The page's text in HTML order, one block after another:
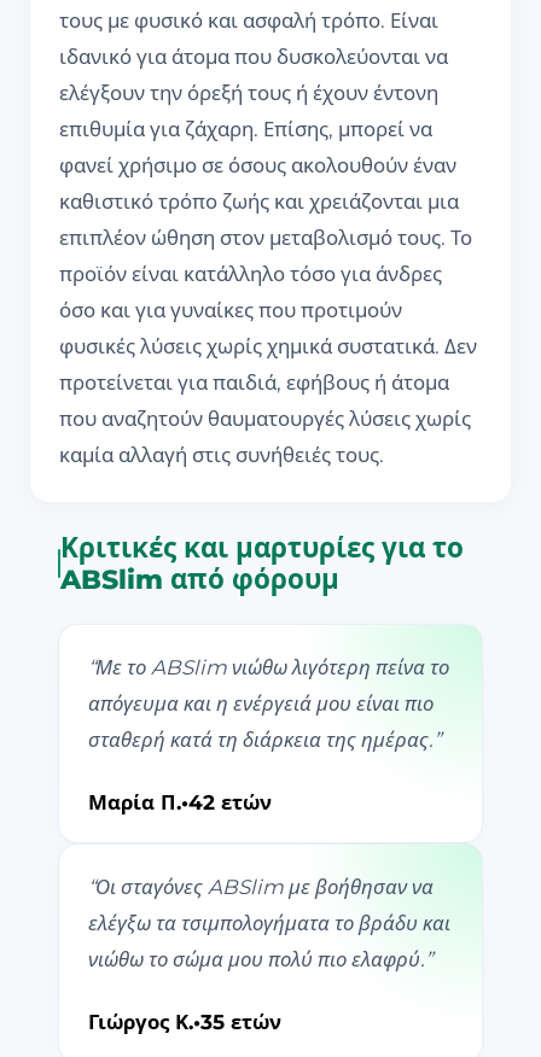
τους με φυσικό και ασφαλή τρόπο. Είναι
ιδανικό για άτομα που δυσκολεύονται να
ελέγξουν την όρεξή τους ή έχουν έντονη
επιθυμία για ζάχαρη. Επίσης, μπορεί να
φανεί χρήσιμο σε όσους ακολουθούν έναν
καθιστικό τρόπο ζωής και χρειάζονται μια
επιπλέον ώθηση στον μεταβολισμό τους. Το
προϊόν είναι κατάλληλο τόσο για άνδρες
όσο και για γυναίκες που προτιμούν
φυσικές λύσεις χωρίς χημικά συστατικά. Δεν
προτείνεται για παιδιά, εφήβους ή άτομα
που αναζητούν θαυματουργές λύσεις χωρίς
καμία αλλαγή στις συνήθειές τους.
Κριτικές και μαρτυρίες για το
ABSlim από φόρουμ
“Με το ABSlim νιώθω λιγότερη πείνα το
απόγευμα και η ενέργειά μου είναι πιο
σταθερή κατά τη διάρκεια της ημέρας. ”
Μαρία Π.•42 ετών
“Οι σταγόνες ABSlim με βοήθησαν να
ελέγξω τα τσιμπολογήματα το βράδυ και
νιώθω το σώμα μου πολύ πιο ελαφρύ. ”
Γιώργος Κ.•35 ετών